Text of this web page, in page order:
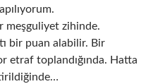
meşguliyet zihinde.
bir puan alabilir. Bir
etraf toplandığında. Hatta